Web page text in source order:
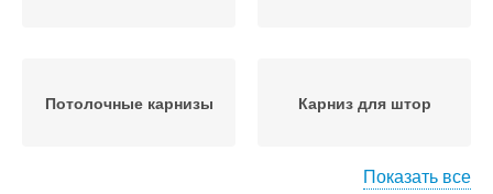
Потолочные карнизы Карниз для штор
Показать все